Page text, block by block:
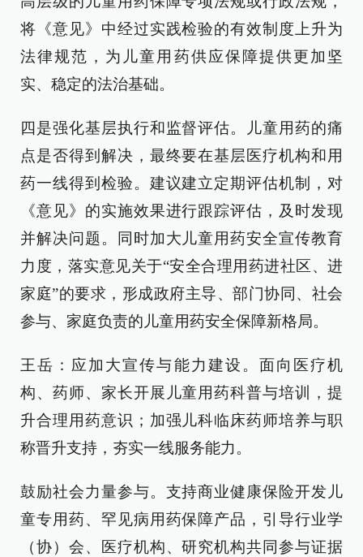
将《意见》中经过实践检验的有效制度上升为
法律规范，为儿童用药供应保障提供更加坚
实、稳定的法治基础。
四是强化基层执行和监督评估。儿童用药的痛
点是否得到解决，最终要在基层医疗机构和用
药一线得到检验。建议建立定期评估机制，对
《意见》的实施效果进行跟踪评估，及时发现
并解决问题。同时加大儿童用药安全宣传教育
力度，落实意见关于“安全合理用药进社区、进
家庭”的要求，形成政府主导、部门协同、社会
参与、家庭负责的儿童用药安全保障新格局。
王岳：应加大宣传与能力建设。面向医疗机
构、药师、家长开展儿童用药科普与培训，提
升合理用药意识；加强儿科临床药师培养与职
称晋升支持，夯实一线服务能力。
鼓励社会力量参与。支持商业健康保险开发儿
童专用药、罕见病用药保障产品，引导行业学
（协）会、医疗机构、研究机构共同参与证据